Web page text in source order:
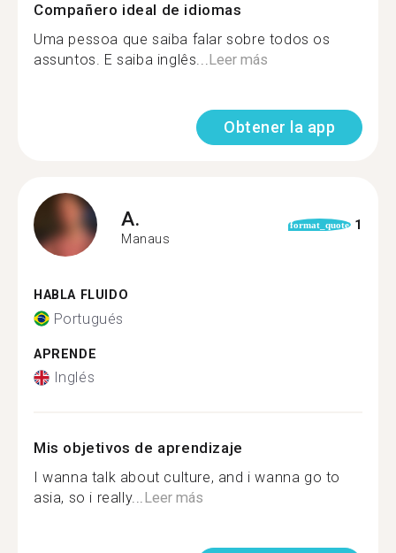
Compañero ideal de idiomas
Uma pessoa que saiba falar sobre todos os
assuntos. E saiba inglês...Leer más
Obtener la app
A.
Manaus
format_quote 1
HABLA FLUIDO
Portugués
APRENDE
Inglés
Mis objetivos de aprendizaje
I wanna talk about culture, and i wanna go to
asia, so i really...Leer más